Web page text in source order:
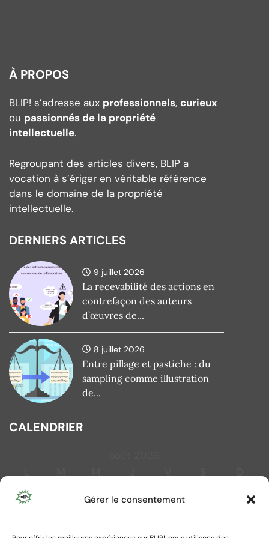
Gérer le consentement
À PROPOS
BLIP! s’adresse aux professionnels, curieux
ou passionnés de la propriété
intellectuelle.
Regroupant des articles divers, BLIP a
vocation à s’ériger en véritable référence
dans le domaine de la propriété
intellectuelle.
DERNIERS ARTICLES
9 juillet 2026
La recevabilité des actions en
contrefaçon des auteurs
d’œuvres de...
8 juillet 2026
Entre pillage et pastiche : du
sampling comme illustration
de...
CALENDRIER
6 7